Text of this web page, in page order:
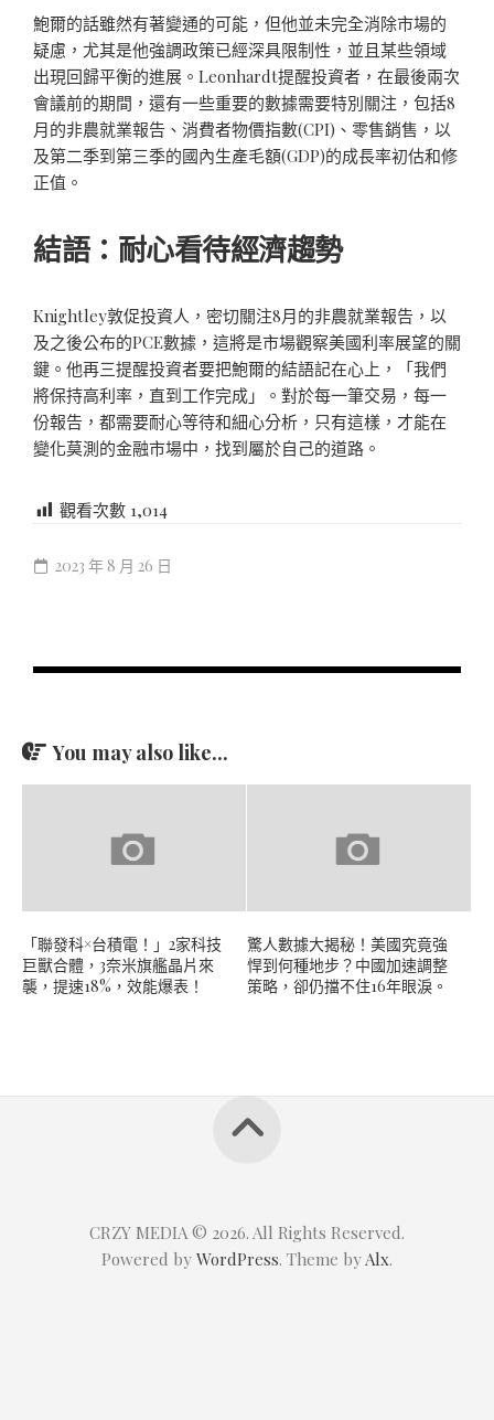
鮑爾的話雖然有著變通的可能，但他並未完全消除市場的
疑慮，尤其是他強調政策已經深具限制性，並且某些領域
出現回歸平衡的進展。Leonhardt提醒投資者，在最後兩次
會議前的期間，還有一些重要的數據需要特別關注，包括8
月的非農就業報告、消費者物價指數(CPI)、零售銷售，以
及第二季到第三季的國內生產毛額(GDP)的成長率初估和修
正值。
結語：耐心看待經濟趨勢
Knightley敦促投資人，密切關注8月的非農就業報告，以
及之後公布的PCE數據，這將是市場觀察美國利率展望的關
鍵。他再三提醒投資者要把鮑爾的結語記在心上，「我們
將保持高利率，直到工作完成」。對於每一筆交易，每一
份報告，都需要耐心等待和細心分析，只有這樣，才能在
變化莫測的金融市場中，找到屬於自己的道路。
觀看次數 1,014
2023 年 8 月 26 日
You may also like...
「聯發科×台積電！」2家科技
巨獸合體，3奈米旗艦晶片來
襲，提速18%，效能爆表！
驚人數據大揭秘！美國究竟強
悍到何種地步？中國加速調整
策略，卻仍擋不住16年眼淚。
CRZY MEDIA © 2026. All Rights Reserved.
Powered by WordPress. Theme by Alx.